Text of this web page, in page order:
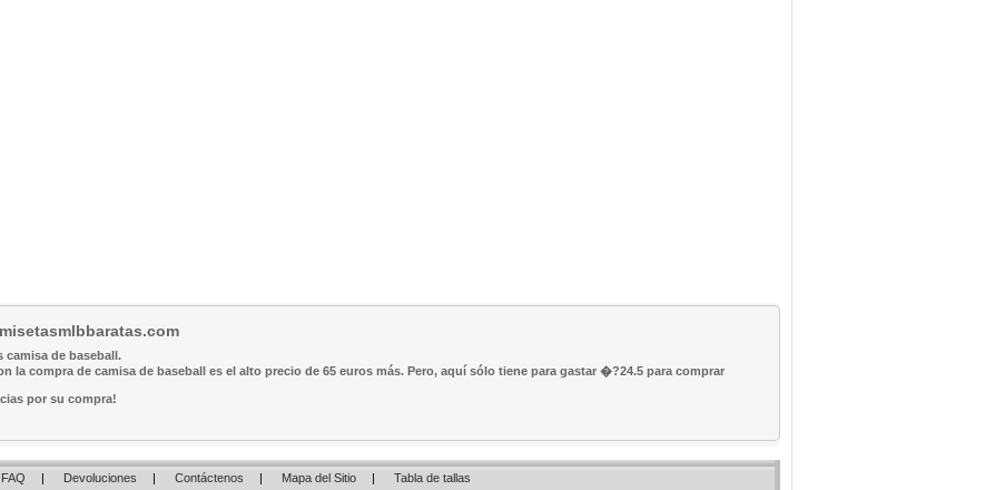
camisa de baseball.
la compra de camisa de baseball es el alto precio de 65 euros más. Pero, aquí sólo tiene para gastar �?24.5 para comprar
por su compra!
FAQ | Devoluciones | Contáctenos | Mapa del Sitio | Tabla de tallas